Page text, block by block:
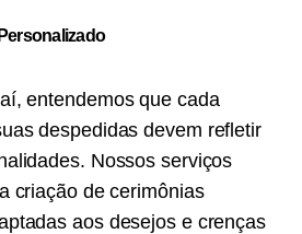
entendemos que cada
despedidas devem refletir
Nossos serviços
criação de cerimônias
aos desejos e crenças